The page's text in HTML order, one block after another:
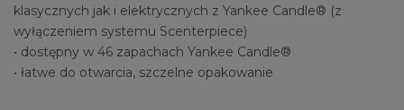
klasycznych jak i elektrycznych z Yankee Candle® (z
wyłączeniem systemu Scenterpiece)
• dostępny w 46 zapachach Yankee Candle®
• łatwe do otwarcia, szczelne opakowanie